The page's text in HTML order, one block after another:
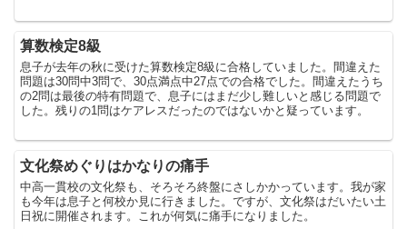
算数検定8級
息子が去年の秋に受けた算数検定8級に合格していました。間違えた
問題は30問中3問で、30点満点中27点での合格でした。間違えたうち
の2問は最後の特有問題で、息子にはまだ少し難しいと感じる問題で
した。残りの1問はケアレスだったのではないかと疑っています。
文化祭めぐりはかなりの痛手
中高一貫校の文化祭も、そろそろ終盤にさしかかっています。我が家
も今年は息子と何校か見に行きました。ですが、文化祭はだいたい土
日祝に開催されます。これが何気に痛手になりました。